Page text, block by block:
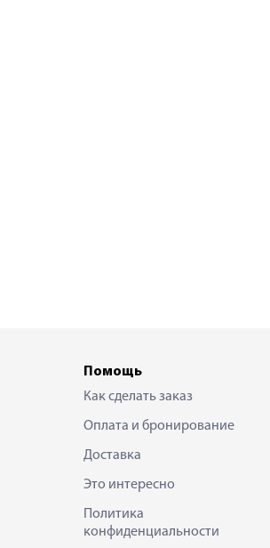
Помощь
Как сделать заказ
Оплата и бронирование
Доставка
Это интересно
Политика
конфиденциальности